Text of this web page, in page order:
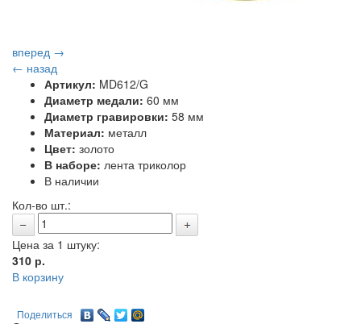
вперед →
← назад
Артикул: MD612/G
Диаметр медали: 60 мм
Диаметр гравировки: 58 мм
Материал: металл
Цвет: золото
В наборе: лента триколор
В наличии
Кол-во шт.:
Цена за 1 штуку:
310 р.
В корзину
Поделиться